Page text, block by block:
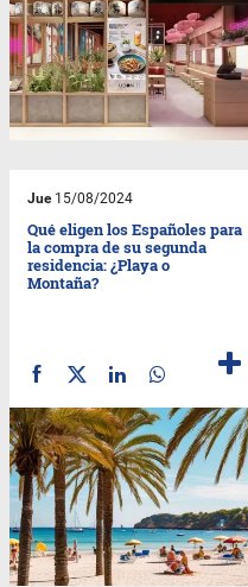
Jue15/08/2024
Qué eligen los Españoles para
la compra de su segunda
residencia: ¿Playa o
Montaña?